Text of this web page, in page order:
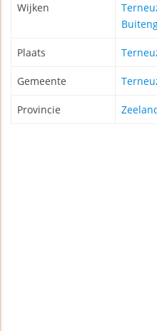
Wijken
Plaats
Gemeente
Provincie